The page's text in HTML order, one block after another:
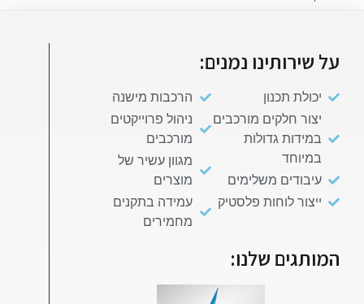
על שירותינו נמנים:
יכולת תכנון
יצור חלקים מורכבים
במידות גדולות
במיוחד
עיבודים משלימים
ייצור לוחות פלסטיק
הרכבות מישנה
ניהול פרוייקטים
מורכבים
מגוון עשיר של
מוצרים
עמידה בתקנים
מחמירים
המותגים שלנו: